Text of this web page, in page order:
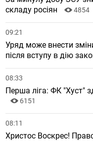
складу росіян
4854
09:21
Уряд може внести
після вступу в дію
08:33
Перша ліга: ФК "Хуст"
6151
08:11
Христос Воскрес!